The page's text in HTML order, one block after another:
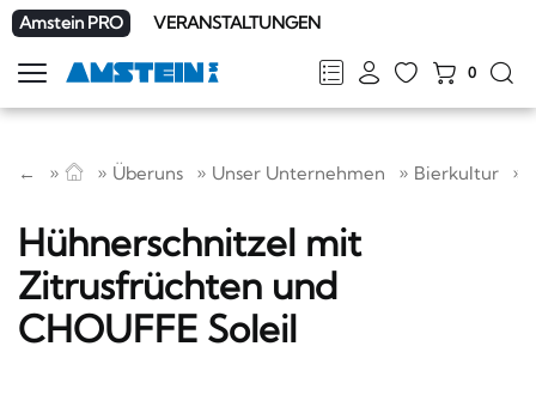
Amstein PRO VERANSTALTUNGEN
FRDEENIT
0
Navigation
zeigen
← Überuns Unser Unternehmen Bierkultur
Hühnerschnitzel mit
Zitrusfrüchten und
CHOUFFE Soleil